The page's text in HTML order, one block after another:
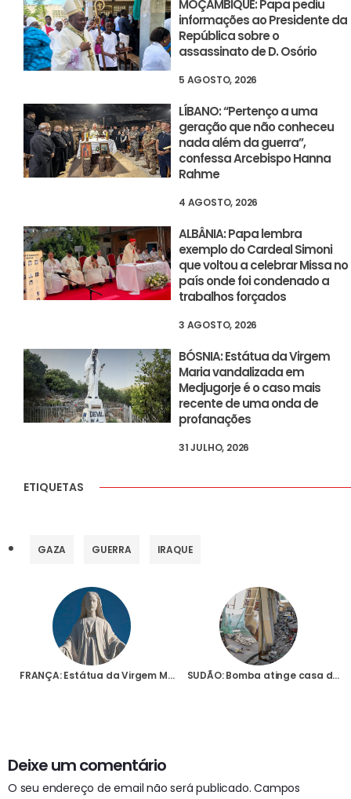
MOÇAMBIQUE: Papa pediu
informações ao Presidente da
República sobre o
assassinato de D. Osório
5 AGOSTO, 2026
LÍBANO: “Pertenço a uma
geração que não conheceu
nada além da guerra”,
confessa Arcebispo Hanna
Rahme
4 AGOSTO, 2026
ALBÂNIA: Papa lembra
exemplo do Cardeal Simoni
que voltou a celebrar Missa no
país onde foi condenado a
trabalhos forçados
3 AGOSTO, 2026
BÓSNIA: Estátua da Virgem
Maria vandalizada em
Medjugorje é o caso mais
recente de uma onda de
profanações
31 JULHO, 2026
ETIQUETAS
GAZA GUERRA IRAQUE
FRANÇA: Estátua da Virgem Maria em Flotte-de-Ré retirada do espaço público por causa da lei da laicidade do Estado SUDÃO: Bomba atinge casa das Irmãs Salesianas em Cartum, causando alguns feridos e graves danos materiais
Deixe um comentário
O seu endereço de email não será publicado. Campos